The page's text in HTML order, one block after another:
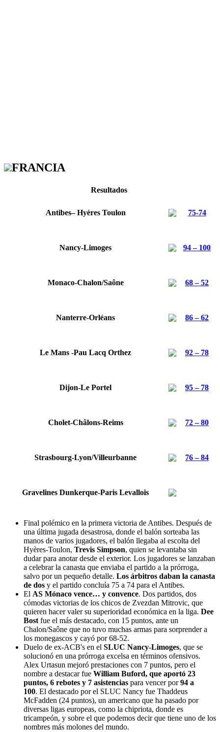
FRANCIA
Resultados
Antibes– Hyères Toulon 75-74
Nancy-Limoges 94 – 100
Monaco-Chalon/Saône 68 – 52
Nanterre-Orléans 86 – 62
Le Mans -Pau Lacq Orthez 92 – 78
Dijon-Le Portel 95 – 78
Cholet-Châlons-Reims 72 – 80
Strasbourg-Lyon/Villeurbanne 76 – 84
Gravelines Dunkerque-Paris Levallois
Final polémico en la primera victoria de Antibes. Después de
una última jugada desastrosa, donde el balón sorteaba las
manos de varios jugadores, el balón llegaba al escolta del
Hyères-Toulon, Trevis Simpson, quien se levantaba sin
dudar para anotar desde el exterior. Los jugadores se lanzaban
a celebrar la canasta que enviaba el partido a la prórroga,
salvo por un pequeño detalle. Los árbitros daban la canasta
de dos y el partido concluía 75 a 74 para el Antibes.
El AS Mónaco vence… y convence. Dos partidos, dos
cómodas victorias de los chicos de Zvezdan Mitrovic, que
quieren hacer valer su superioridad económica en la liga. Dee
Bost fue el más destacado, con 15 puntos, ante un
Chalon/Saône que no tuvo muchas armas para sorprender a
los monegascos y cayó por 68-52.
Duelo de ex-ACB's en el SLUC Nancy-Limoges, que se
solucionó en una prórroga excelsa en términos ofensivos.
Alex Urtasun mejoró prestaciones con 7 puntos, pero el
nombre a destacar fue William Buford, que aportó 23
puntos, 6 rebotes y 7 asistencias para vencer por94 a
100. El destacado por el SLUC Nancy fue Thaddeus
McFadden (24 puntos), un americano que ha pasado por
diversas ligas europeas, como la chipriota, donde es
tricampeón, y sobre el que podemos decir que tiene uno de los
nombres más molones del mundo.